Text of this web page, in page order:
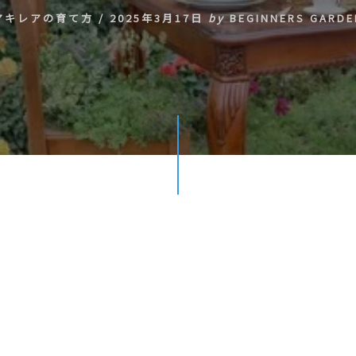
キレアの育て方/ 2025年3月17日 by BEGINNERS